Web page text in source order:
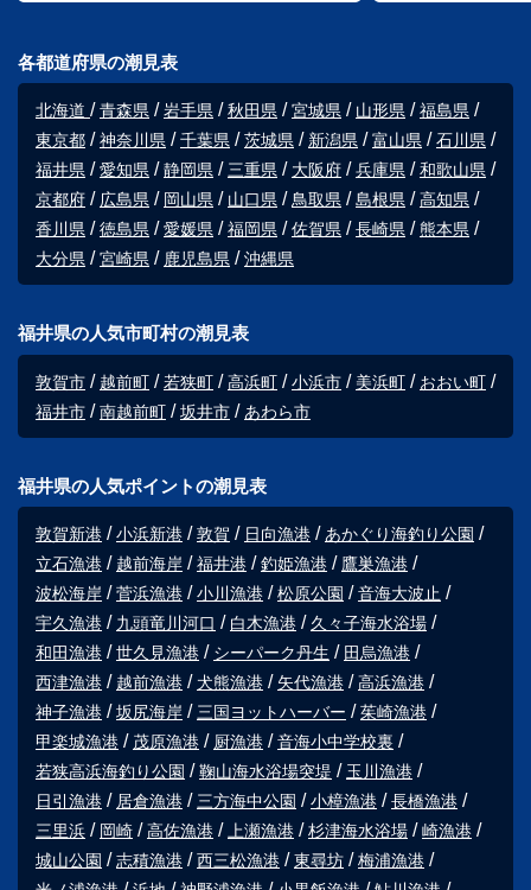
各都道府県の潮見表
北海道 青森県 岩手県 秋田県 宮城県 山形県
福島県
東京都
神奈川県 千葉県 茨城県 新潟県 富山県
石川県
福井県
愛知県 静岡県 三重県 大阪府 兵庫県
和歌山県
京都府
広島県 岡山県 山口県 鳥取県 島根県
高知県
香川県
徳島県 愛媛県 福岡県 佐賀県 長崎県
熊本県
大分県
宮崎県 鹿児島県 沖縄県
福井県の人気市町村の潮見表
敦賀市 越前町 若狭町 高浜町 小浜市 美浜町
おおい町
福井市
南越前町 坂井市 あわら市
福井県の人気ポイントの潮見表
敦賀新港 小浜新港 敦賀 日向漁港
あかぐり海釣り公園
立石漁港
越前海岸 福井港 釣姫漁港
鷹巣漁港
波松海岸
菅浜漁港 小川漁港 松原公園
音海大波止
宇久漁港
九頭竜川河口 白木漁港
久々子海水浴場
和田漁港
世久見漁港 シーパーク丹生
田烏漁港
西津漁港
越前漁港 犬熊漁港 矢代漁港
高浜漁港
神子漁港
坂尻海岸 三国ヨットハーバー
茱崎漁港
甲楽城漁港
茂原漁港 厨漁港
音海小中学校裏
若狭高浜海釣り公園
鞠山海水浴場突堤
玉川漁港
日引漁港
居倉漁港 三方海中公園 小樟漁港
長橋漁港
三里浜
岡崎 高佐漁港 上瀬漁港 杉津海水浴場
崎漁港
城山公園
志積漁港 西三松漁港 東尋坊
梅浦漁港